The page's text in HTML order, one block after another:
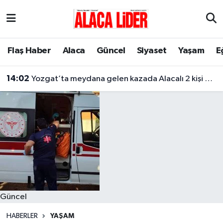
Flaş Haber Alaca Güncel Siyaset Yaşam
14:02 Yozgat’ta meydana gelen kazada Alacalı 2 kişi hayatını kaybetti
Güncel
HABERLER YAŞAM
Çorum Nöbetçi Eczaneler
Çorum Trafik Yoğunluk Haritası
Süper Lig Puan Durumu ve Fikstür
Tüm Manşetler
Son Dakika Haberleri
Haber Arşivi